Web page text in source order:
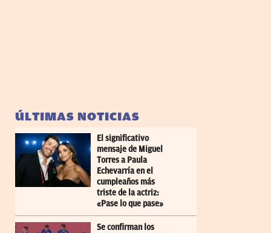
ÚLTIMAS NOTICIAS
El significativo
mensaje de Miguel
Torres a Paula
Echevarría en el
cumpleaños más
triste de la actriz:
«Pase lo que pase»
Se confirman los